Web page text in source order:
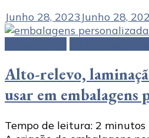
Junho 28, 2023 Junho 28,
Alto-relevo,
usar em embalagens
Tempo de leitura: 2 minutos